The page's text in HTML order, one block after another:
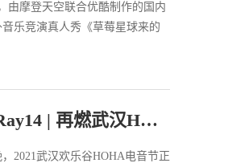
由摩登天空联合优酷制作的国内
乐竞演真人秀《草莓星球来的
播！
MiniRay14 | 再燃武汉HOHA电音节！
，2021武汉欢乐谷HOHA电音节正